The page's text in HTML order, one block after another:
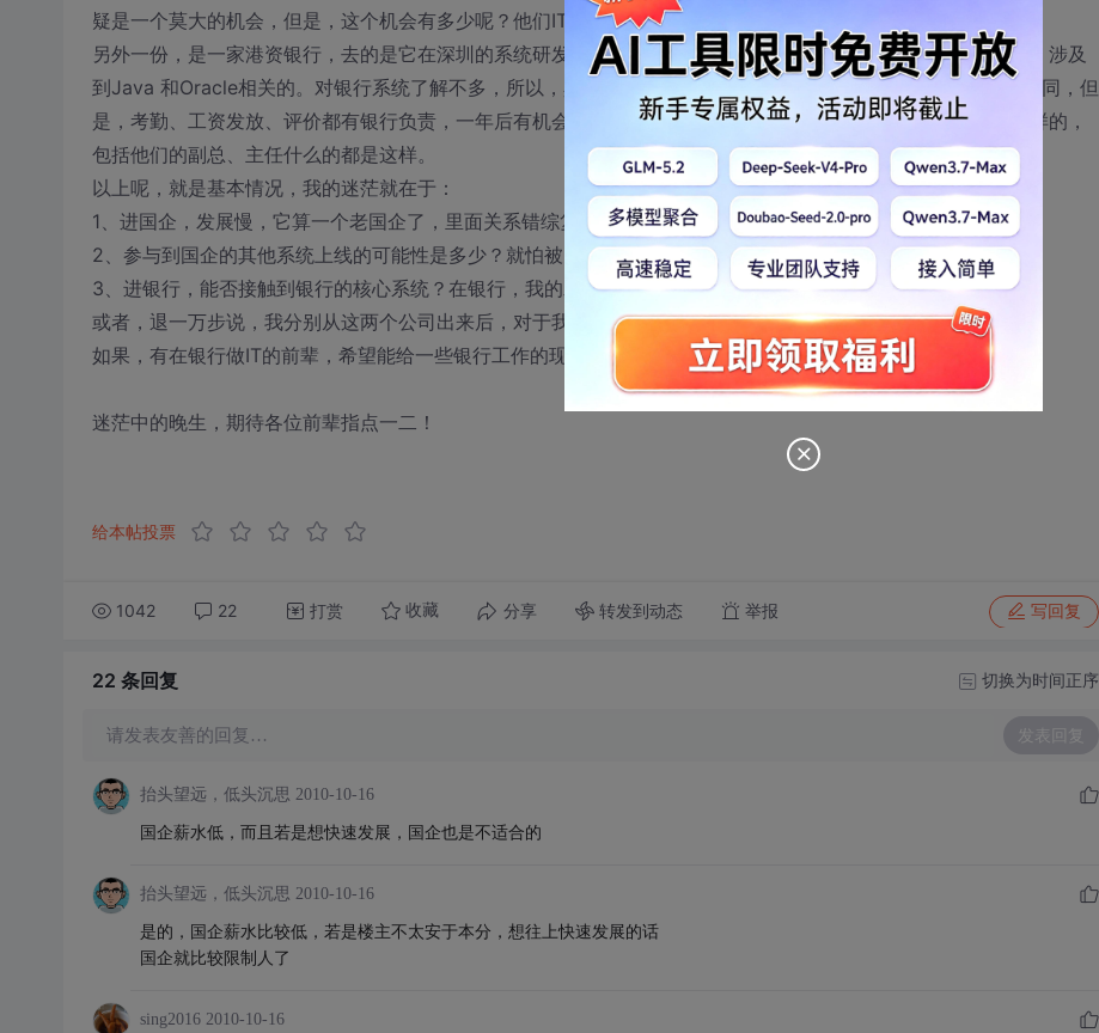
疑是一个莫大的机会，但是，这个机会有多少呢？他们IT有20多人，其中还有一部分顾问。
另外一份，是一家港资银行，去的是它在深圳的系统研发中心，另一个是在上海。应该是做银行系统的维护工作，涉及
到Java 和Oracle相关的。对银行系统了解不多，所以，具体做什么，不知道。现在去的话，都是先和第三方签合同，但
是，考勤、工资发放、评价都有银行负责，一年后有机会转为银行正式员工。据他们说，他们所有的员工都是这样的，
包括他们的副总、主任什么的都是这样。
以上呢，就是基本情况，我的迷茫就在于：
1、进国企，发展慢，它算一个老国企了，里面关系错综复杂，自己的发展能有多少？
2、参与到国企的其他系统上线的可能性是多少？就怕被HR系统上线后的维护、二次开发所累。
3、进银行，能否接触到银行的核心系统？在银行，我的发展又会是如何呢？出来后，能否进入国有银行工作呢？
或者，退一万步说，我分别从这两个公司出来后，对于我的下一步发展，哪个更好？
如果，有在银行做IT的前辈，希望能给一些银行工作的现况。
迷茫中的晚生，期待各位前辈指点一二！
给本帖投票
1042 22 打赏 收藏 分享 转发到动态 举报 写回复
22 条回复 切换为时间正序
请发表友善的回复… 发表回复
抬头望远，低头沉思 2010-10-16
国企薪水低，而且若是想快速发展，国企也是不适合的
抬头望远，低头沉思 2010-10-16
是的，国企薪水比较低，若是楼主不太安于本分，想往上快速发展的话
国企就比较限制人了
sing2016 2010-10-16